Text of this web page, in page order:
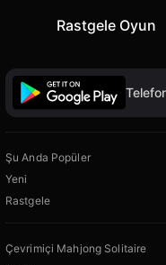
Rastgele Oyun
Şu Anda Popüler
Yeni
Rastgele
Çevrimiçi Mahjong Solitaire